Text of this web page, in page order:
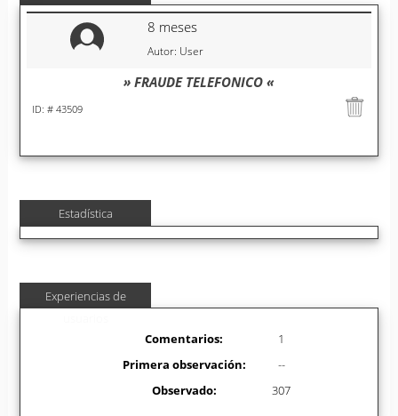
Autor: User
8 meses
ID: # 43509
» FRAUDE TELEFONICO «
Estadística
Experiencias de
Comentarios:
1
Primera observación:
--
Observado:
307